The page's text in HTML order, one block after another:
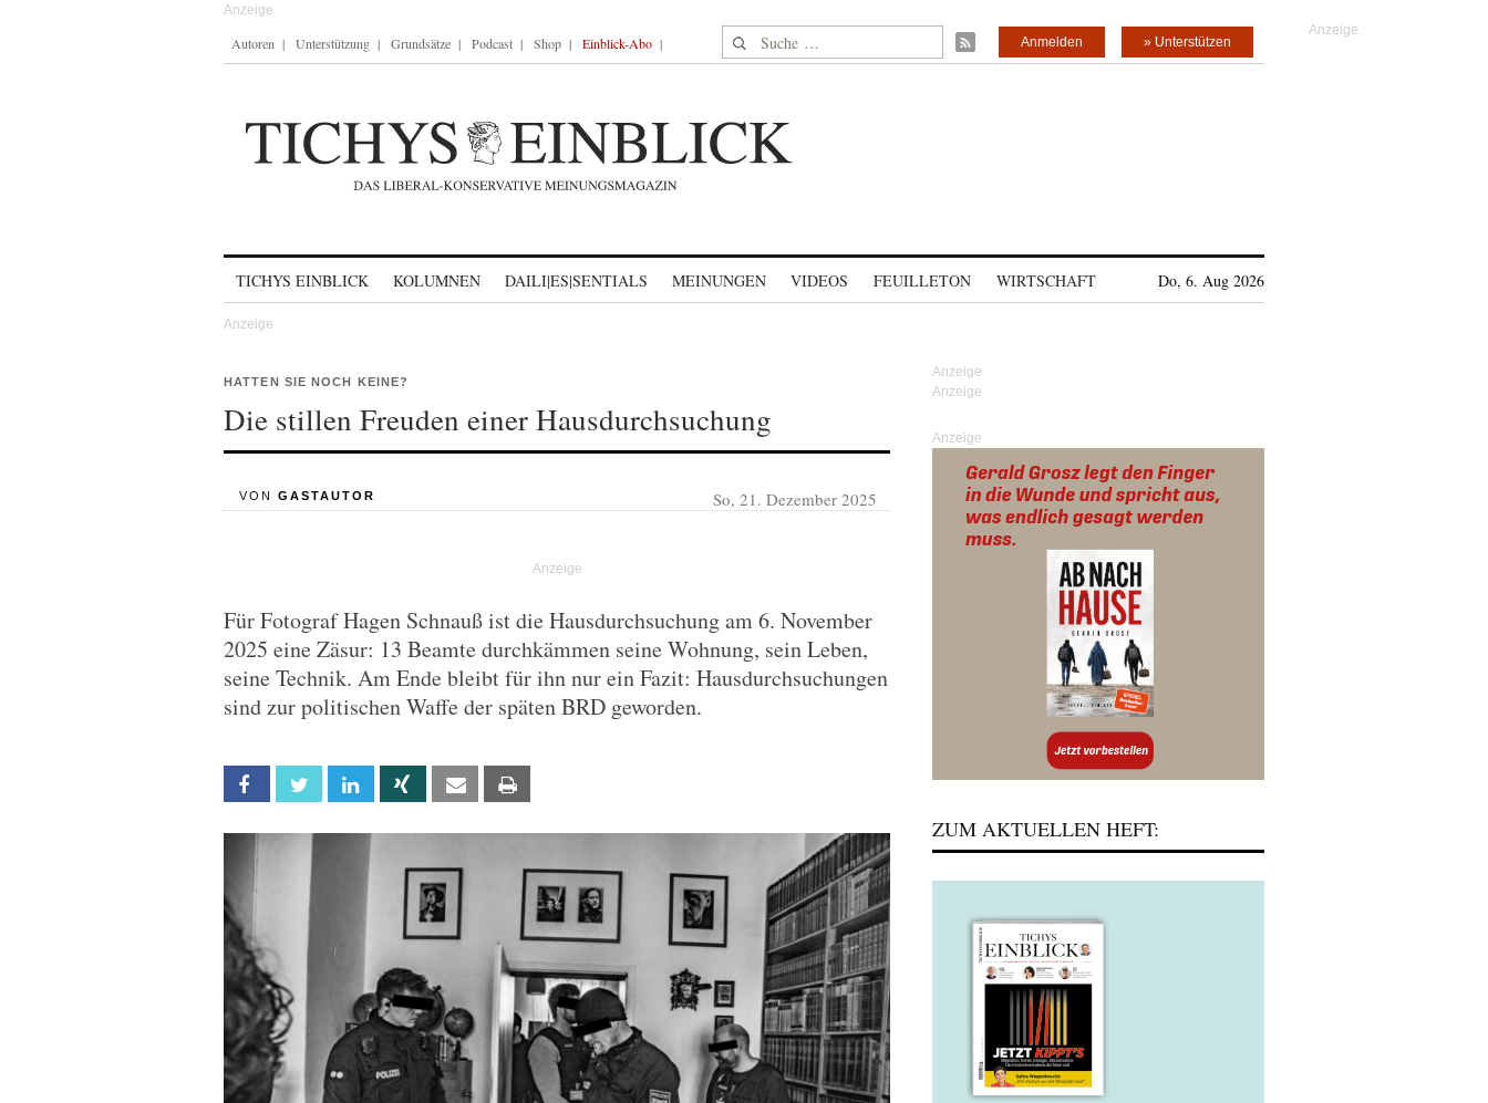
Autoren Unterstützung Grundsätze Podcast Shop Einblick-Abo Suche nach: » Unterstützen
Anmelden
TICHYS EINBLICK KOLUMNEN DAILI|ES|SENTIALS MEINUNGEN VIDEOS FEUILLETON WIRTSCHAFT Do, 6. Aug 2026
HATTEN SIE NOCH KEINE?
Die stillen Freuden einer Hausdurchsuchung
VON GASTAUTOR So, 21. Dezember 2025
Für Fotograf Hagen Schnauß ist die Hausdurchsuchung am 6. November
2025 eine Zäsur: 13 Beamte durchkämmen seine Wohnung, sein Leben,
seine Technik. Am Ende bleibt für ihn nur ein Fazit: Hausdurchsuchungen
sind zur politischen Waffe der späten BRD geworden.
Facebook Twitter Linkedin Xing Email
Anzeige
ZUM AKTUELLEN HEFT: